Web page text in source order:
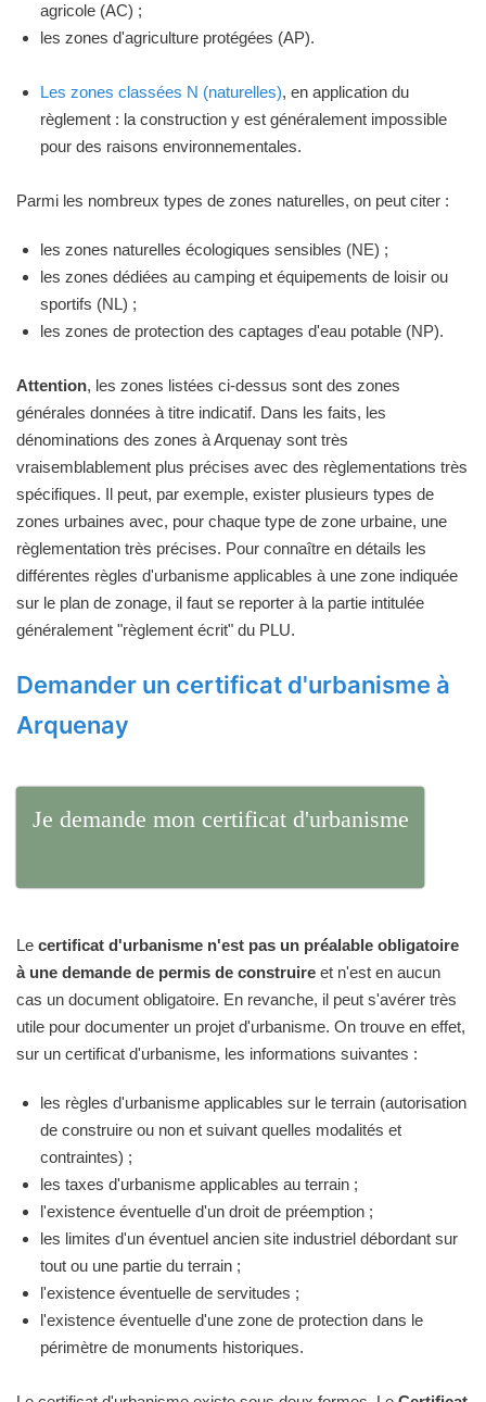
agricole (AC) ;
les zones d'agriculture protégées (AP).
Les zones classées N (naturelles), en application du
règlement : la construction y est généralement impossible
pour des raisons environnementales.
Parmi les nombreux types de zones naturelles, on peut citer :
les zones naturelles écologiques sensibles (NE) ;
les zones dédiées au camping et équipements de loisir ou
sportifs (NL) ;
les zones de protection des captages d'eau potable (NP).
Attention, les zones listées ci-dessus sont des zones
générales données à titre indicatif. Dans les faits, les
dénominations des zones à Arquenay sont très
vraisemblablement plus précises avec des règlementations très
spécifiques. Il peut, par exemple, exister plusieurs types de
zones urbaines avec, pour chaque type de zone urbaine, une
règlementation très précises. Pour connaître en détails les
différentes règles d'urbanisme applicables à une zone indiquée
sur le plan de zonage, il faut se reporter à la partie intitulée
généralement "règlement écrit" du PLU.
Demander un certificat d'urbanisme à
Arquenay
Je demande mon certificat d'urbanisme
Le certificat d'urbanisme n'est pas un préalable obligatoire
à une demande de permis de construire et n'est en aucun
cas un document obligatoire. En revanche, il peut s'avérer très
utile pour documenter un projet d'urbanisme. On trouve en effet,
sur un certificat d'urbanisme, les informations suivantes :
les règles d'urbanisme applicables sur le terrain (autorisation
de construire ou non et suivant quelles modalités et
contraintes) ;
les taxes d'urbanisme applicables au terrain ;
l'existence éventuelle d'un droit de préemption ;
les limites d'un éventuel ancien site industriel débordant sur
tout ou une partie du terrain ;
l'existence éventuelle de servitudes ;
l'existence éventuelle d'une zone de protection dans le
périmètre de monuments historiques.